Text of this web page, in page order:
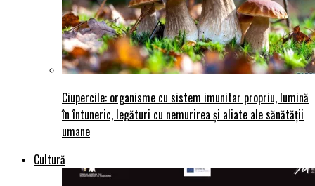
Ciupercile: organisme cu sistem imunitar propriu, lumină
în întuneric, legături cu nemurirea și aliate ale sănătății
umane
Cultură